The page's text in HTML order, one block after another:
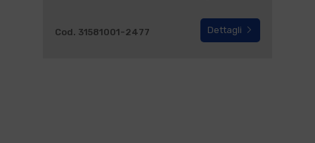
Cod. 31581001-2477 Dettagli